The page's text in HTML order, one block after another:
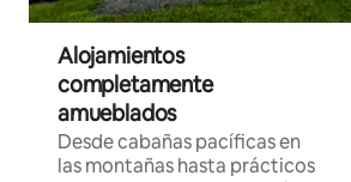
Alojamientos
completamente
amueblados
Desde cabañas pacíficas en
las montañas hasta prácticos